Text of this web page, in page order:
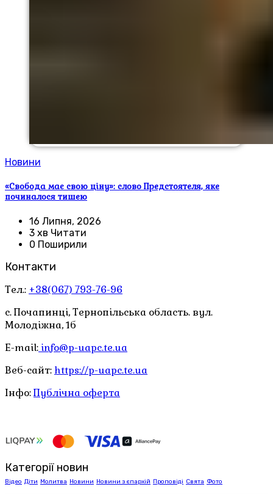
Новини
«Свобода має свою ціну»: слово Предстоятеля, яке
починалося тишею
16 Липня, 2026
3 хв Читати
0 Поширили
Контакти
Тел.: +38(067) 793-76-96
с. Почапинці, Тернопільська область. вул.
Молодіжна, 1б
E-mail: info@p-uapc.te.ua
Веб-сайт: https://p-uapc.te.ua
Інфо:Публічна оферта
Категорії новин
Відео Діти Молитва Новини Новини з єпархій Проповіді Свята Фото